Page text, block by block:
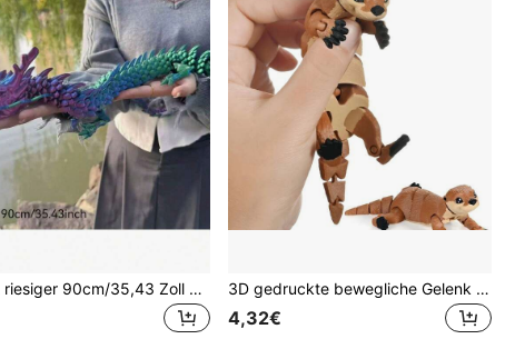
1 Stück riesiger 90cm/35,43 Zoll 3D gedruckter chinesischer Regenbogen-Kristalldrache, Gartendekoration, Büro Schreibtisch Ornament, Weihnachts- Halloween- Thanksgiving- Ostergeschenk, Kinderspielzeug, Auto Innenraum Dekoration, riesiges Scherzgeschenk 3D gedruckte bewegliche Gelenk Otter Figur, geeignet für Heim-Dekoration, Büro-Dekoration, interessantes Urlaubsgeschenk
4,32€